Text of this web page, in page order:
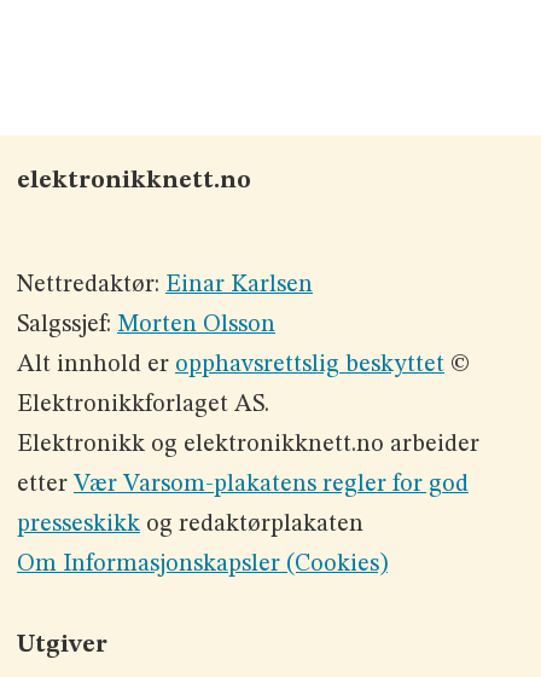
elektronikknett.no
Nettredaktør: Einar Karlsen
Salgssjef: Morten Olsson
Alt innhold er opphavsrettslig beskyttet©
Elektronikkforlaget AS.
Elektronikk og elektronikknett.no arbeider
etter Vær Varsom-plakatens regler for god
presseskikkog redaktørplakaten
Om Informasjonskapsler (Cookies)
Utgiver